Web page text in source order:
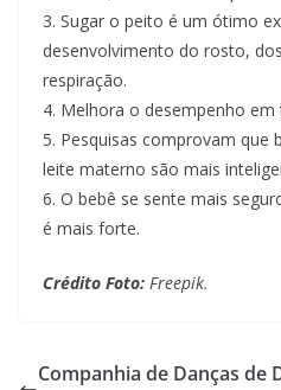
3. Sugar o peito é um ótimo
desenvolvimento do rosto,
respiração.
4. Melhora o desempenho em
5. Pesquisas comprovam que
leite materno são mais
6. O bebê se sente mais
é mais forte.
Crédito Foto: Freepik.
Companhia de Danças de